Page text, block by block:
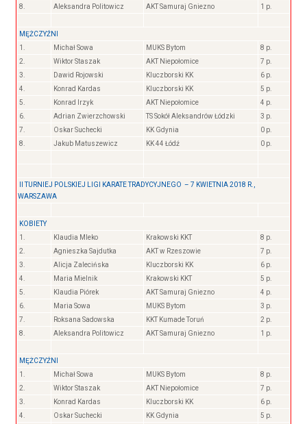
8.
Aleksandra Politowicz AKT Samuraj Gniezno 1 p.
MĘŻCZYŹNI
1.
Michał Sowa MUKS Bytom
8 p.
2.
Wiktor Staszak AKT Niepołomice
7 p.
3.
Dawid Rojowski Kluczborski KK
6 p.
4.
Konrad Kardas Kluczborski KK
5 p.
5.
Konrad Irzyk AKT Niepołomice
4 p.
6.
Adrian Zwierzchowski TS Sokół Aleksandrów Łódzki
3 p.
7.
Oskar Suchecki KK Gdynia
0 p.
8.
Jakub Matuszewicz KK 44 Łódź 0 p.
II TURNIEJ POLSKIEJ LIGI KARATE TRADYCYJNEGO – 7 KWIETNIA 2018 R.,
WARSZAWA
KOBIETY
1.
Klaudia Mleko Krakowski KKT
8 p.
2.
Agnieszka Sajdutka AKT w Rzeszowie
7 p.
3.
Alicja Zalecińska Kluczborski KK
6 p.
4.
Maria Mielnik Krakowski KKT
5 p.
5.
Klaudia Piórek AKT Samuraj Gniezno
4 p.
6.
Maria Sowa MUKS Bytom
3 p.
7.
Roksana Sadowska KKT Kumade Toruń
2 p.
8.
Aleksandra Politowicz AKT Samuraj Gniezno 1 p.
MĘŻCZYŹNI
1.
Michał Sowa MUKS Bytom
8 p.
2.
Wiktor Staszak AKT Niepołomice
7 p.
3.
Konrad Kardas Kluczborski KK
6 p.
4.
Oskar Suchecki KK Gdynia
5 p.